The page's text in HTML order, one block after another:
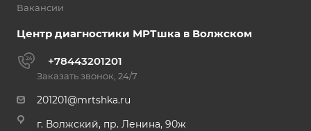
Вакансии
Центр диагностики МРТшка в Волжском
+78443201201
Заказать звонок, 24/7
201201@mrtshka.ru
г. Волжский, пр. Ленина, 90ж